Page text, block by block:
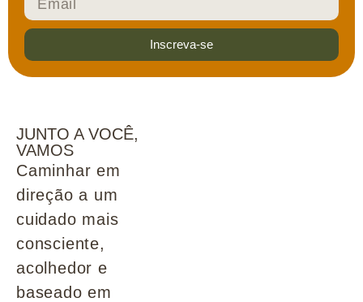
Inscreva-se
JUNTO A VOCÊ,
VAMOS
Caminhar em
direção a um
cuidado mais
consciente,
acolhedor e
baseado em